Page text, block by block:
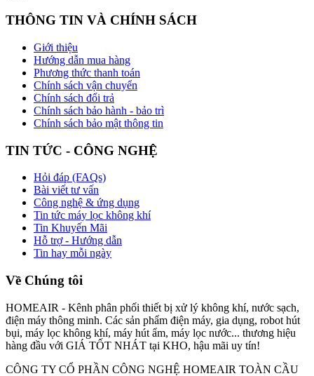
THÔNG TIN VÀ CHÍNH SÁCH
Giới thiệu
Hướng dẫn mua hàng
Phương thức thanh toán
Chính sách vận chuyển
Chính sách đổi trả
Chính sách bảo hành - bảo trì
Chính sách bảo mật thông tin
TIN TỨC - CÔNG NGHỆ
Hỏi đáp (FAQs)
Bài viết tư vấn
Công nghệ & ứng dụng
Tin tức máy lọc không khí
Tin Khuyến Mãi
Hỗ trợ - Hướng dẫn
Tin hay mỗi ngày
Về Chúng tôi
HOMEAIR - Kênh phân phối thiết bị xử lý không khí, nước sạch,
điện máy thông minh. Các sản phẩm điện máy, gia dụng, robot hút
bụi, máy lọc không khí, máy hút ẩm, máy lọc nước... thương hiệu
hàng đầu với GIÁ TỐT NHÁT tại KHO, hậu mãi uy tín!
CÔNG TY CỔ PHẦN CÔNG NGHỆ HOMEAIR TOÀN CẦU